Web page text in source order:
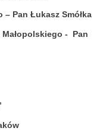
– Pan Łukasz Smółka
- Pan